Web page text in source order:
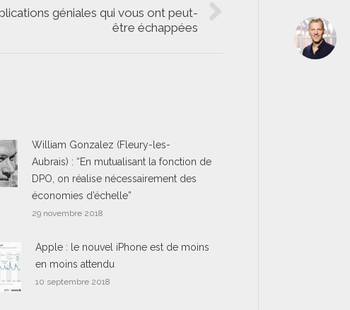
géniales qui vous ont peut-
être échappées
William Gonzalez (Fleury-les-
Aubrais) : “En mutualisant la fonction de
DPO, on réalise nécessairement des
économies d’échelle”
29 novembre 2018
Apple : le nouvel iPhone est de moins
en moins attendu
10 septembre 2018